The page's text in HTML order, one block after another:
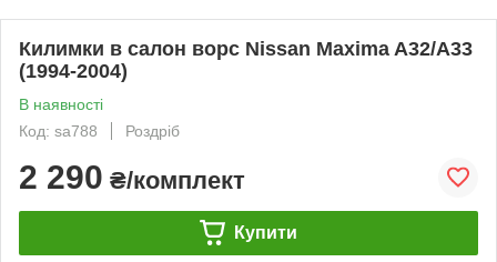
Килимки в салон ворс Nissan Maxima A32/A33
(1994-2004)
В наявності
Код: sa788
Роздріб
2 290 ₴/комплект
Купити